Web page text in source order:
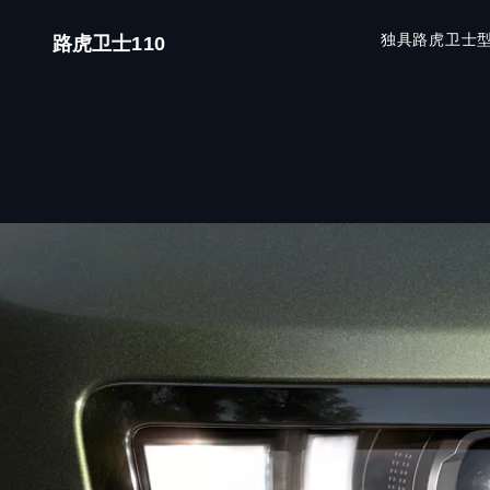
路虎卫士110 独具路虎卫士